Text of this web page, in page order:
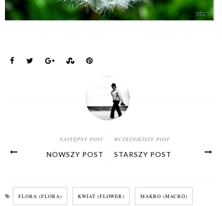
NASTĘPNY POST
NOWSZY POST
WCZEŚNIEJSZY POST
STARSZY POST
FLORA (FLORA) KWIAT (FLOWER) MAKRO (MACRO)